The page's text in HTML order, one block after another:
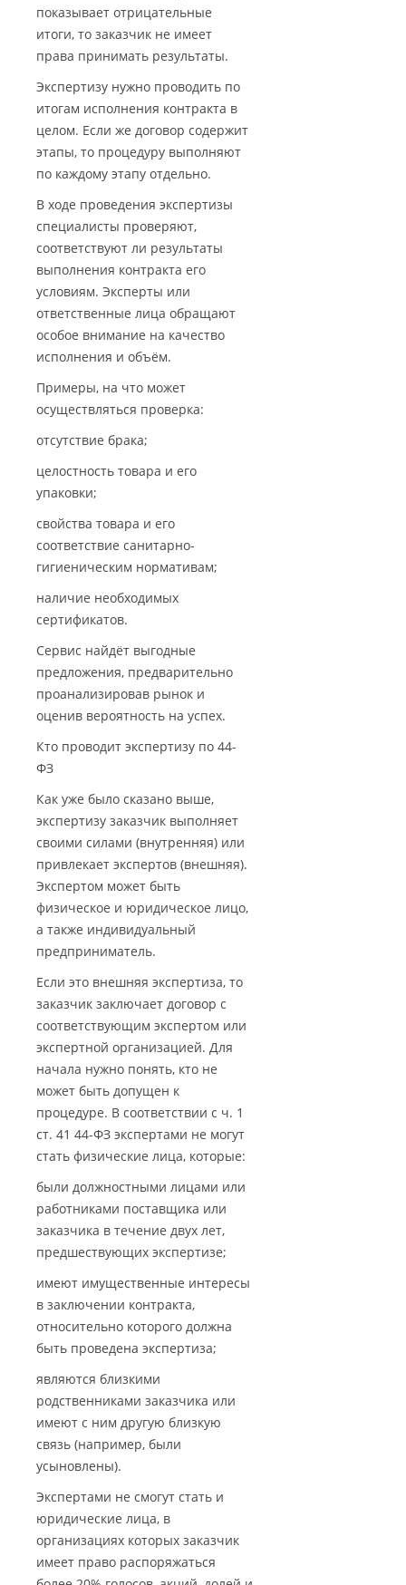
показывает отрицательные
итоги, то заказчик не имеет
права принимать результаты.
Экспертизу нужно проводить по
итогам исполнения контракта в
целом. Если же договор содержит
этапы, то процедуру выполняют
по каждому этапу отдельно.
В ходе проведения экспертизы
специалисты проверяют,
соответствуют ли результаты
выполнения контракта его
условиям. Эксперты или
ответственные лица обращают
особое внимание на качество
исполнения и объём.
Примеры, на что может
осуществляться проверка:
отсутствие брака;
целостность товара и его
упаковки;
свойства товара и его
соответствие санитарно-
гигиеническим нормативам;
наличие необходимых
сертификатов.
Сервис найдёт выгодные
предложения, предварительно
проанализировав рынок и
оценив вероятность на успех.
Кто проводит экспертизу по 44-
ФЗ
Как уже было сказано выше,
экспертизу заказчик выполняет
своими силами (внутренняя) или
привлекает экспертов (внешняя).
Экспертом может быть
физическое и юридическое лицо,
а также индивидуальный
предприниматель.
Если это внешняя экспертиза, то
заказчик заключает договор с
соответствующим экспертом или
экспертной организацией. Для
начала нужно понять, кто не
может быть допущен к
процедуре. В соответствии с ч. 1
ст. 41 44-ФЗ экспертами не могут
стать физические лица, которые:
были должностными лицами или
работниками поставщика или
заказчика в течение двух лет,
предшествующих экспертизе;
имеют имущественные интересы
в заключении контракта,
относительно которого должна
быть проведена экспертиза;
являются близкими
родственниками заказчика или
имеют с ним другую близкую
связь (например, были
усыновлены).
Экспертами не смогут стать и
юридические лица, в
организациях которых заказчик
имеет право распоряжаться